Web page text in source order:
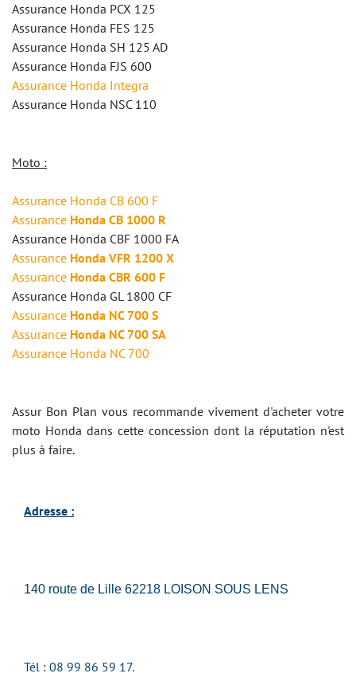
Assurance Honda PCX 125
Assurance Honda FES 125
Assurance Honda SH 125 AD
Assurance Honda FJS 600
Assurance Honda Integra
Assurance Honda NSC 110
Moto :
Assurance Honda CB 600 F
Assurance Honda CB 1000 R
Assurance Honda CBF 1000 FA
Assurance Honda VFR 1200 X
Assurance Honda CBR 600 F
Assurance Honda GL 1800 CF
Assurance Honda NC 700 S
Assurance Honda NC 700 SA
Assurance Honda NC 700
Assur Bon Plan vous recommande vivement d'acheter votre
moto Honda dans cette concession dont la réputation n'est
plus à faire.
Adresse :
140 route de Lille 62218 LOISON SOUS LENS
Tél : 08 99 86 59 17.